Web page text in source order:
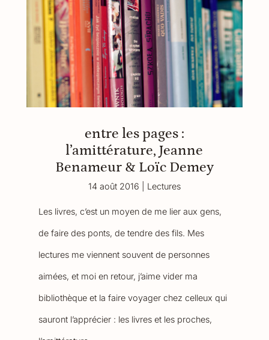
entre les pages :
l’amittérature, Jeanne
Benameur & Loïc Demey
14 août 2016 Lectures
Les livres, c’est un moyen de me lier aux gens,
de faire des ponts, de tendre des fils. Mes
lectures me viennent souvent de personnes
aimées, et moi en retour, j’aime vider ma
bibliothèque et la faire voyager chez celleux qui
sauront l’apprécier : les livres et les proches,